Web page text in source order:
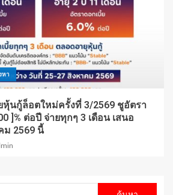
หา
หุ้นกู้ล็อตใหม่ครั้งที่ 3/2569 ชูอัตรา
]% ต่อปี จ่ายทุกๆ 3 เดือน เสนอ
ม 2569 นี้